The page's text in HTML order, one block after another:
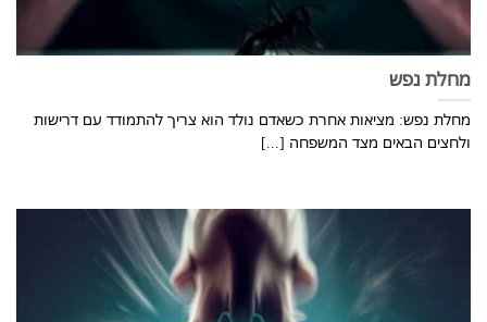
מחלת נפש
מחלת נפש: מציאות אחרת כשאדם נולד הוא צריך להתמודד עם דרישות
ולחצים הבאים מצד המשפחה [...]